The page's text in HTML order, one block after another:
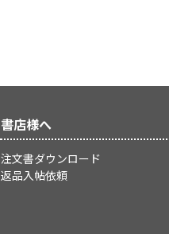
書店様へ
注文書ダウンロード
返品入帖依頼